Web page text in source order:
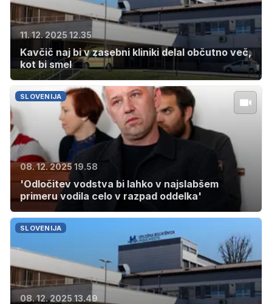
11. 12. 2025 12.35
Kavčič naj bi v zasebni kliniki delal občutno več,
kot bi smel
SLOVENIJA
08. 12. 2025 19.58
'Odločitev vodstva bi lahko v najslabšem
primeru vodila celo v razpad oddelka'
SLOVENIJA
08. 12. 2025 13.49